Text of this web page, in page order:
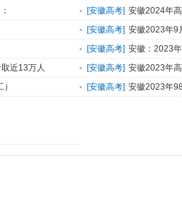
[安徽高考] 安徽2024年
[安徽高考] 安徽2023年9
[安徽高考] 安徽：2023
近13万人 [安徽高考] 安徽2023年
[安徽高考] 安徽2023年